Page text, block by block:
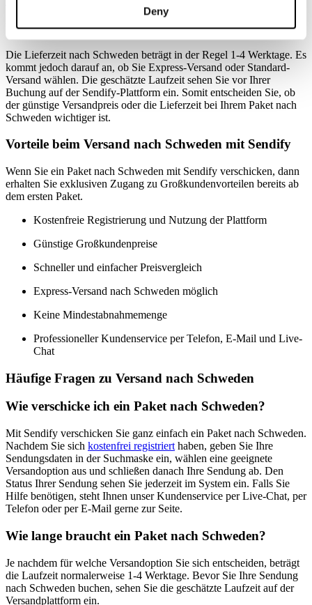
Deny
Wie lange dauert der Versand nach Schweden?
Die Lieferzeit nach Schweden beträgt in der Regel 1-4 Werktage. Es
kommt jedoch darauf an, ob Sie Express-Versand oder Standard-
Versand wählen. Die geschätzte Laufzeit sehen Sie vor Ihrer
Buchung auf der Sendify-Plattform ein. Somit entscheiden Sie, ob
der günstige Versandpreis oder die Lieferzeit bei Ihrem Paket nach
Schweden wichtiger ist.
Vorteile beim Versand nach Schweden mit Sendify
Wenn Sie ein Paket nach Schweden mit Sendify verschicken, dann
erhalten Sie exklusiven Zugang zu Großkundenvorteilen bereits ab
dem ersten Paket.
Kostenfreie Registrierung und Nutzung der Plattform
Günstige Großkundenpreise
Schneller und einfacher Preisvergleich
Express-Versand nach Schweden möglich
Keine Mindestabnahmemenge
Professioneller Kundenservice per Telefon, E-Mail und Live-
Chat
Häufige Fragen zu Versand nach Schweden
Wie verschicke ich ein Paket nach Schweden?
Mit Sendify verschicken Sie ganz einfach ein Paket nach Schweden.
Nachdem Sie sich kostenfrei registriert haben, geben Sie Ihre
Sendungsdaten in der Suchmaske ein, wählen eine geeignete
Versandoption aus und schließen danach Ihre Sendung ab. Den
Status Ihrer Sendung sehen Sie jederzeit im System ein. Falls Sie
Hilfe benötigen, steht Ihnen unser Kundenservice per Live-Chat, per
Telefon oder per E-Mail gerne zur Seite.
Wie lange braucht ein Paket nach Schweden?
Je nachdem für welche Versandoption Sie sich entscheiden, beträgt
die Laufzeit normalerweise 1-4 Werktage. Bevor Sie Ihre Sendung
nach Schweden buchen, sehen Sie die geschätzte Laufzeit auf der
Versandplattform ein.